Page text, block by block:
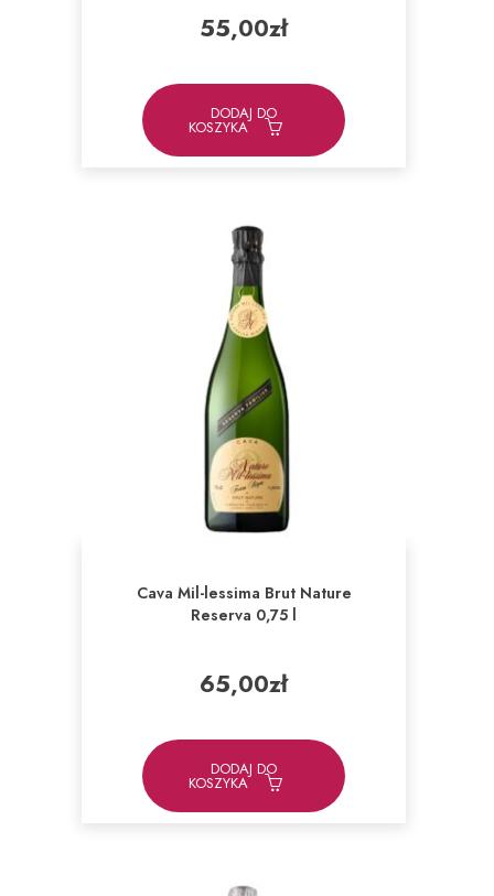
55,00zł
DODAJ DO
KOSZYKA
Cava Mil-lessima Brut Nature
Reserva 0,75 l
65,00zł
DODAJ DO
KOSZYKA